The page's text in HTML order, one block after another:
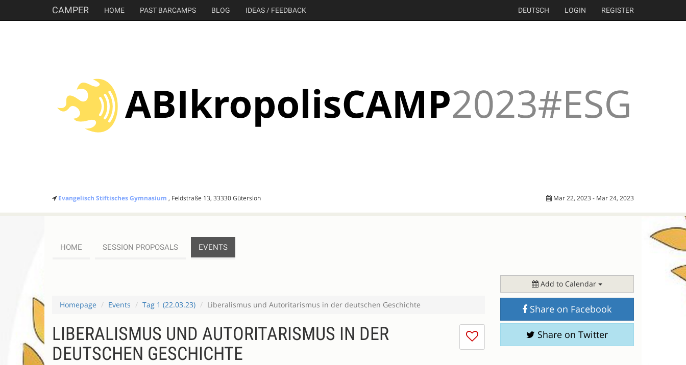
CAMPER HOME PAST BARCAMPS BLOG IDEAS / FEEDBACK DEUTSCH LOGIN REGISTER
Evangelisch Stiftisches Gymnasium , Feldstraße 13, 33330 Gütersloh Mar 22, 2023 - Mar 24, 2023
HOME SESSION PROPOSALS EVENTS
Homepage Events Tag 1 (22.03.23) Liberalismus und Autoritarismus in der deutschen Geschichte
I
don't
LIBERALISMUS UND AUTORITARISMUS IN DER
DEUTSCHEN GESCHICHTE
Add to Calendar
Share on Facebook
Share on Twitter